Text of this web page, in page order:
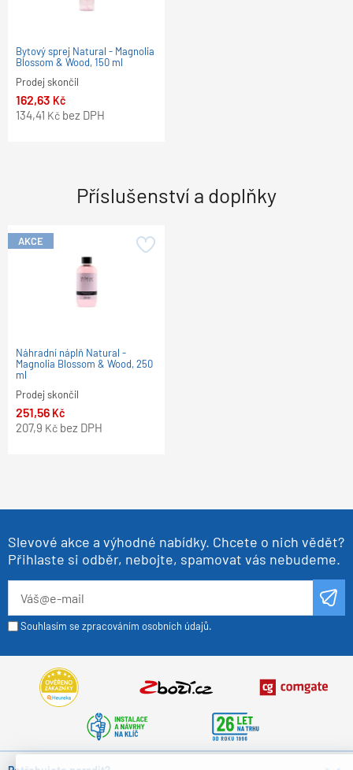
Bytový sprej Natural - Magnolia
Blossom & Wood, 150 ml
Prodej skončil
162,63 Kč
134,41 Kč bez DPH
Příslušenství a doplňky
AKCE
Náhradní náplň Natural -
Magnolia Blossom & Wood, 250
ml
Prodej skončil
251,56 Kč
207,9 Kč bez DPH
Slevové akce a výhodné nabídky. Chcete o nich vědět?
Přihlaste si odběr, nebojte, spamovat vás nebudeme.
Souhlasím se zpracováním osobních údajů.